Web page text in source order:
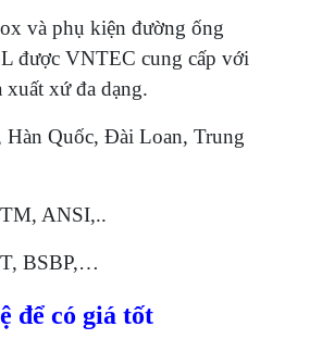
và phụ kiện đường ống
được VNTEC cung cấp với
xuất xứ đa dạng.
Hàn Quốc, Đài Loan, Trung
ANSI,..
BSBP,…
để có giá tốt